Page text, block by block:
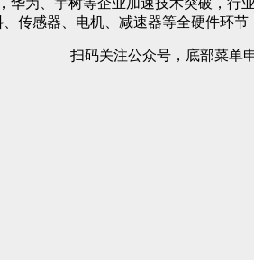
华为、宇树等企业加速技术突破，
传感器、电机、减速器等全硬件环节
扫码关注公众号，底部菜单